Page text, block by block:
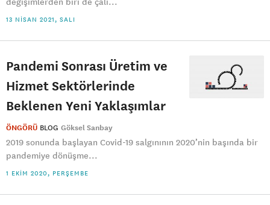
13 NISAN 2021, SALI
Pandemi Sonrası Üretim ve
Hizmet Sektörlerinde
Beklenen Yeni Yaklaşımlar
ÖNGÖRÜ BLOG Göksel Sanbay
2019 sonunda başlayan Covid-19 salgınının 2020’nin başında bir
pandemiye dönüşme...
1 EKIM 2020, PERŞEMBE